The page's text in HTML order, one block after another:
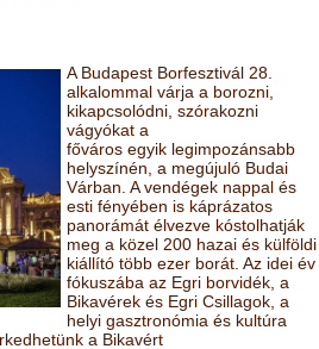
A Budapest Borfesztivál 28.
alkalommal várja a borozni,
kikapcsolódni, szórakozni
vágyókat a
főváros egyik legimpozánsabb
helyszínén, a megújuló Budai
Várban. A vendégek nappal és
esti fényében is káprázatos
panorámát élvezve kóstolhatják
meg a közel 200 hazai és külföldi
kiállító több ezer borát. Az idei év
fókuszába az Egri borvidék, a
Bikavérek és Egri Csillagok, a
helyi gasztronómia és kultúra
a Bikavért